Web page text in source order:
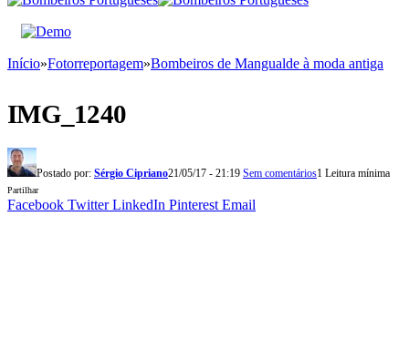
Início»Fotorreportagem»Bombeiros de Mangualde à moda antiga
IMG_1240
Postado por: Sérgio Cipriano21/05/17 - 21:19 Sem comentários1 Leitura mínima
Partilhar
Facebook Twitter LinkedIn Pinterest Email